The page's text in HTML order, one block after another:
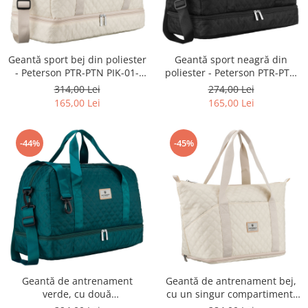
Geantă sport bej din poliester
- Peterson PTR-PTN PIK-01-
8533 BEIG
314,00 Lei
165,00 Lei
Geantă sport neagră din
poliester - Peterson PTR-PTN
PIK-01-8526 BLAC
274,00 Lei
165,00 Lei
-44%
Geantă de antrenament
verde, cu două
-45%
Geantă de antrenament bej,
cu un singur compartiment,